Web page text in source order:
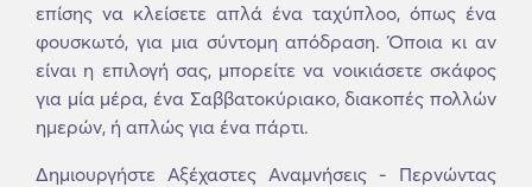
επίσης να κλείσετε απλά ένα ταχύπλοο, όπως ένα
φουσκωτό, για μια σύντομη απόδραση. Όποια κι αν
είναι η επιλογή σας, μπορείτε να νοικιάσετε σκάφος
για μία μέρα, ένα Σαββατοκύριακο, διακοπές πολλών
ημερών, ή απλώς για ένα πάρτι.
Δημιουργήστε Αξέχαστες Αναμνήσεις - Περνώντας